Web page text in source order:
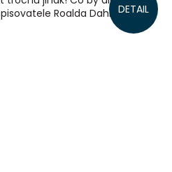
DETAIL
Roalda Dahla, než